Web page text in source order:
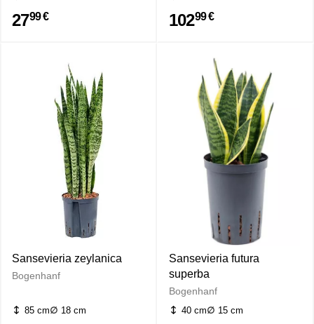
2799 € 10299 €
Sansevieria zeylanica
Bogenhanf
85 cm 18 cm
Sansevieria futura
superba
Bogenhanf
40 cm 15 cm